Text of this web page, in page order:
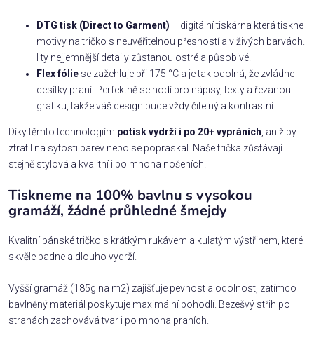
DTG tisk (Direct to Garment) – digitální tiskárna která tiskne
motivy na tričko s neuvěřitelnou přesností a v živých barvách.
I ty nejjemnější detaily zůstanou ostré a působivé.
Flex fólie se zažehluje při 175 °C a je tak odolná, že zvládne
desítky praní. Perfektně se hodí pro nápisy, texty a řezanou
grafiku, takže váš design bude vždy čitelný a kontrastní.
Díky těmto technologiím potisk vydrží i po 20+ vypráních , aniž by
ztratil na sytosti barev nebo se popraskal. Naše trička zůstávají
stejně stylová a kvalitní i po mnoha nošeních!
Tiskneme na 100% bavlnu s vysokou
gramáží, žádné průhledné šmejdy
Kvalitní pánské tričko s krátkým rukávem a kulatým výstřihem, které
skvěle padne a dlouho vydrží.
Vyšší gramáž (185g na m2) zajišťuje pevnost a odolnost, zatímco
bavlněný materiál poskytuje maximální pohodlí. Bezešvý střih po
stranách zachovává tvar i po mnoha praních.